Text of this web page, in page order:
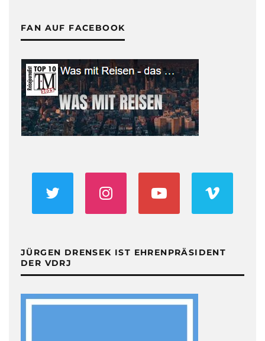
FAN AUF FACEBOOK
JÜRGEN DRENSEK IST EHRENPRÄSIDENT
DER VDRJ